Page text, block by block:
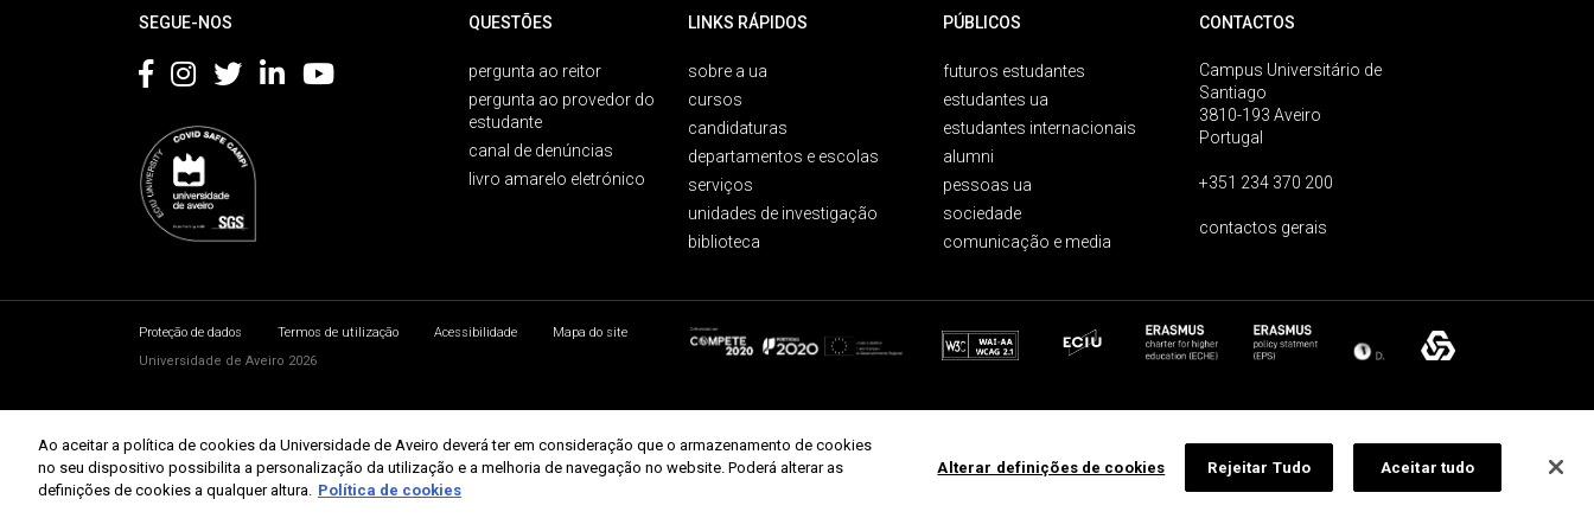
SEGUE-NOS QUESTÕES
pergunta ao reitor
pergunta ao provedor do
estudante
canal de denúncias
livro amarelo eletrónico
LINKS RÁPIDOS
sobre a ua
cursos
candidaturas
departamentos e escolas
serviços
unidades de investigação
biblioteca
PÚBLICOS
futuros estudantes
estudantes ua
estudantes internacionais
alumni
pessoas ua
sociedade
comunicação e media
CONTACTOS
Campus Universitário de
Santiago
3810-193 Aveiro
Portugal
+351 234 370 200
contactos gerais
Proteção de dados Termos de utilização Acessibilidade
Mapa do site
Universidade de Aveiro 2026
Ao aceitar a política de cookies da Universidade de Aveiro deverá ter em consideração que o armazenamento de cookies
no seu dispositivo possibilita a personalização da utilização e a melhoria de navegação no website. Poderá alterar as
definições de cookies a qualquer altura. Política de cookies
Alterar definições de cookies Rejeitar Tudo Aceitar tudo